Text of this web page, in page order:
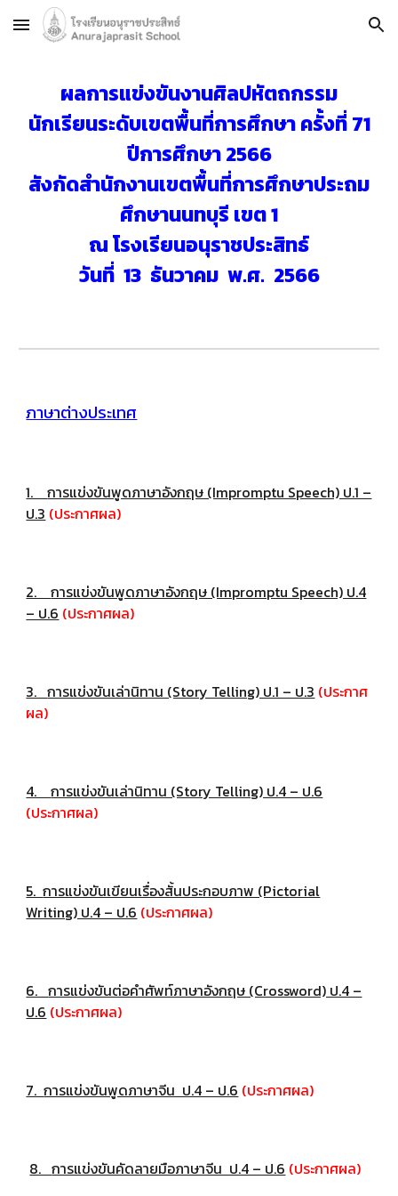
Skip to main content Skip to navigation
ผลการแข่งขันงานศิลปหัตถกรรม
นักเรียนระดับเขตพื้นที่การศึกษา ครั้งที่ 71
ปีการศึกษา 2566
สังกัดสำนักงานเขตพื้นที่การศึกษาประถม
ศึกษานนทบุรี เขต 1
ณ โรงเรียนอนุราชประสิทธ์
วันที่ 13 ธันวาคม พ.ศ. 2566
ภาษาต่างประเทศ
1.การแข่งขันพูดภาษาอังกฤษ (Impromptu Speech) ป.1 –
ป.3 (ประกาศผล)
2.การแข่งขันพูดภาษาอังกฤษ (Impromptu Speech) ป.4
– ป.6 (ประกาศผล)
3.การแข่งขันเล่านิทาน (Story Telling) ป.1 – ป.3 (ประกาศ
ผล)
4.การแข่งขันเล่านิทาน (Story Telling) ป.4 – ป.6
(ประกาศผล)
5.การแข่งขันเขียนเรื่องสั้นประกอบภาพ (Pictorial
Writing) ป.4 – ป.6 (ประกาศผล)
6.การแข่งขันต่อคำศัพท์ภาษาอังกฤษ (Crossword) ป.4 –
ป.6 (ประกาศผล)
7.การแข่งขันพูดภาษาจีน ป.4 – ป.6 (ประกาศผล)
8.การแข่งขันคัดลายมือภาษาจีน ป.4 – ป.6 (ประกาศผล)